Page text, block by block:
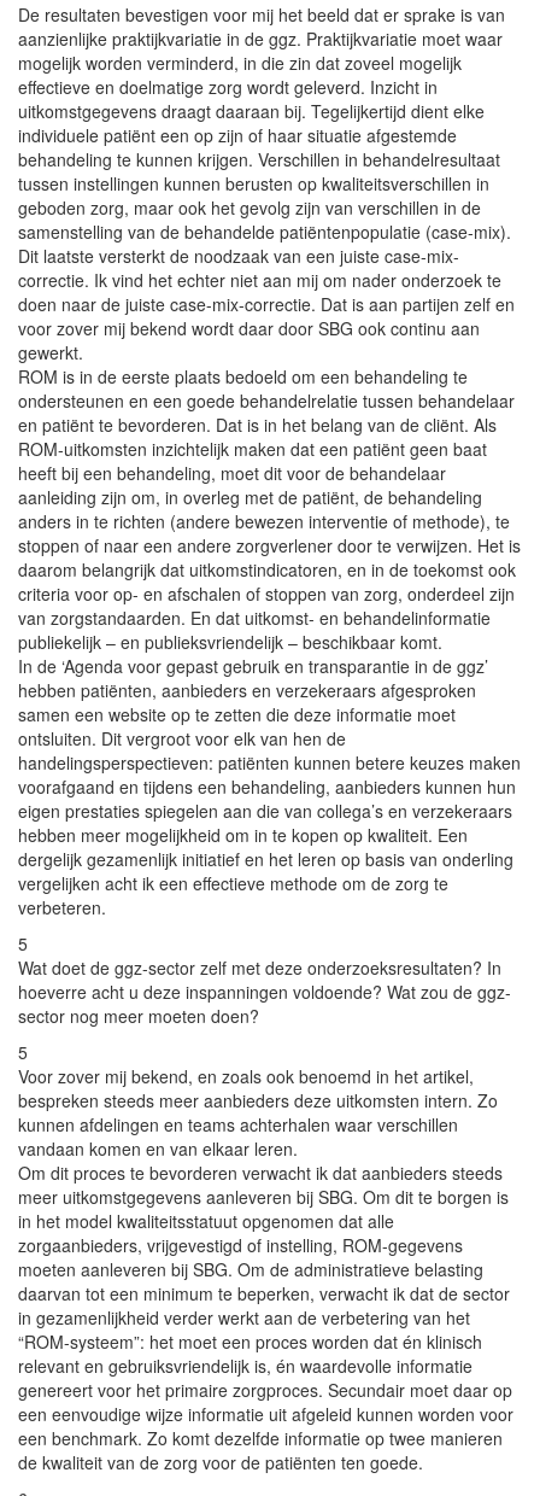
De resultaten bevestigen voor mij het beeld dat er sprake is van
aanzienlijke praktijkvariatie in de ggz. Praktijkvariatie moet waar
mogelijk worden verminderd, in die zin dat zoveel mogelijk
effectieve en doelmatige zorg wordt geleverd. Inzicht in
uitkomstgegevens draagt daaraan bij. Tegelijkertijd dient elke
individuele patiënt een op zijn of haar situatie afgestemde
behandeling te kunnen krijgen. Verschillen in behandelresultaat
tussen instellingen kunnen berusten op kwaliteitsverschillen in
geboden zorg, maar ook het gevolg zijn van verschillen in de
samenstelling van de behandelde patiëntenpopulatie (case-mix).
Dit laatste versterkt de noodzaak van een juiste case-mix-
correctie. Ik vind het echter niet aan mij om nader onderzoek te
doen naar de juiste case-mix-correctie. Dat is aan partijen zelf en
voor zover mij bekend wordt daar door SBG ook continu aan
gewerkt.
ROM is in de eerste plaats bedoeld om een behandeling te
ondersteunen en een goede behandelrelatie tussen behandelaar
en patiënt te bevorderen. Dat is in het belang van de cliënt. Als
ROM-uitkomsten inzichtelijk maken dat een patiënt geen baat
heeft bij een behandeling, moet dit voor de behandelaar
aanleiding zijn om, in overleg met de patiënt, de behandeling
anders in te richten (andere bewezen interventie of methode), te
stoppen of naar een andere zorgverlener door te verwijzen. Het is
daarom belangrijk dat uitkomstindicatoren, en in de toekomst ook
criteria voor op- en afschalen of stoppen van zorg, onderdeel zijn
van zorgstandaarden. En dat uitkomst- en behandelinformatie
publiekelijk – en publieksvriendelijk – beschikbaar komt.
In de ‘Agenda voor gepast gebruik en transparantie in de ggz’
hebben patiënten, aanbieders en verzekeraars afgesproken
samen een website op te zetten die deze informatie moet
ontsluiten. Dit vergroot voor elk van hen de
handelingsperspectieven: patiënten kunnen betere keuzes maken
voorafgaand en tijdens een behandeling, aanbieders kunnen hun
eigen prestaties spiegelen aan die van collega’s en verzekeraars
hebben meer mogelijkheid om in te kopen op kwaliteit. Een
dergelijk gezamenlijk initiatief en het leren op basis van onderling
vergelijken acht ik een effectieve methode om de zorg te
verbeteren.
5
Wat doet de ggz-sector zelf met deze onderzoeksresultaten? In
hoeverre acht u deze inspanningen voldoende? Wat zou de ggz-
sector nog meer moeten doen?
5
Voor zover mij bekend, en zoals ook benoemd in het artikel,
bespreken steeds meer aanbieders deze uitkomsten intern. Zo
kunnen afdelingen en teams achterhalen waar verschillen
vandaan komen en van elkaar leren.
Om dit proces te bevorderen verwacht ik dat aanbieders steeds
meer uitkomstgegevens aanleveren bij SBG. Om dit te borgen is
in het model kwaliteitsstatuut opgenomen dat alle
zorgaanbieders, vrijgevestigd of instelling, ROM-gegevens
moeten aanleveren bij SBG. Om de administratieve belasting
daarvan tot een minimum te beperken, verwacht ik dat de sector
in gezamenlijkheid verder werkt aan de verbetering van het
“ROM-systeem”: het moet een proces worden dat én klinisch
relevant en gebruiksvriendelijk is, én waardevolle informatie
genereert voor het primaire zorgproces. Secundair moet daar op
een eenvoudige wijze informatie uit afgeleid kunnen worden voor
een benchmark. Zo komt dezelfde informatie op twee manieren
de kwaliteit van de zorg voor de patiënten ten goede.